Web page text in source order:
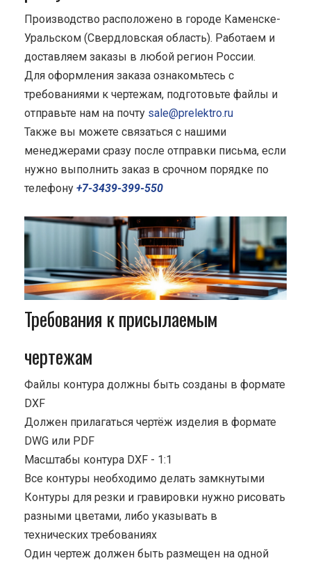
Производство расположено в городе Каменске-
Уральском (Свердловская область). Работаем и
доставляем заказы в любой регион России.
Для оформления заказа ознакомьтесь с
требованиями к чертежам, подготовьте файлы и
отправьте нам на почту sale@prelektro.ru
Также вы можете связаться с нашими
менеджерами сразу после отправки письма, если
нужно выполнить заказ в срочном порядке по
телефону +7-3439-399-550
Требования к присылаемым
чертежам
Файлы контура должны быть созданы в формате
DXF
Должен прилагаться чертёж изделия в формате
DWG или PDF
Масштабы контура DXF - 1:1
Все контуры необходимо делать замкнутыми
Контуры для резки и гравировки нужно рисовать
разными цветами, либо указывать в
технических требованиях
Один чертеж должен быть размещен на одной